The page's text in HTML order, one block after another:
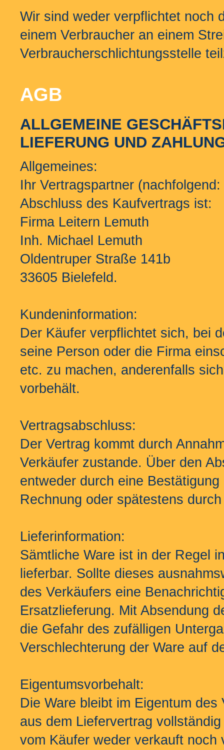
Wir sind weder verpflichtet noch
einem Verbraucher an einem
Verbraucherschlichtungsstelle
AGB
ALLGEMEINE
LIEFERUNG UND
Allgemeines:
Ihr Vertragspartner
Abschluss des Kaufvertrags ist:
Firma Leitern Lemuth
Inh. Michael Lemuth
Oldentruper Straße 141b
33605 Bielefeld.
Kundeninformation:
Der Käufer verpflichtet sich, bei
seine Person oder die Firma
etc. zu machen, anderenfalls
vorbehält.
Vertragsabschluss:
Der Vertrag kommt durch
Verkäufer zustande. Über den
entweder durch eine
Rechnung oder spätestens
Lieferinformation:
Sämtliche Ware ist in der Regel
lieferbar. Sollte dieses
des Verkäufers eine
Ersatzlieferung. Mit Absendung
die Gefahr des zufälligen
Verschlechterung der Ware auf
Eigentumsvorbehalt:
Die Ware bleibt im Eigentum
aus dem Liefervertrag
vom Käufer weder verkauft